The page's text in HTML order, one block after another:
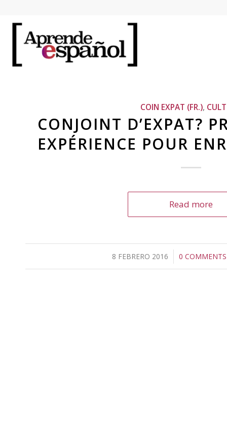
COIN EXPAT (FR.),
CONJOINT D’EXPAT?
EXPÉRIENCE POUR
Read more
8 FEBRERO 2016
/ 0 COMMENTS
/